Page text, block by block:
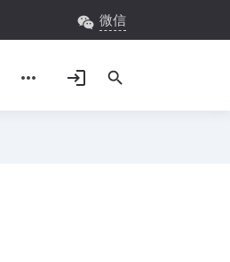
wechat 微信
more_horiz login search